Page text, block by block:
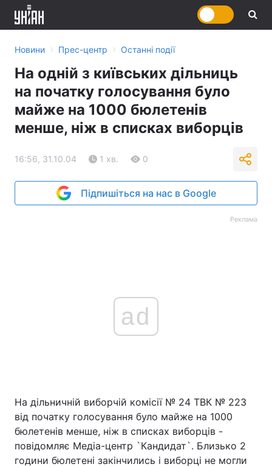
Новини › Прес-центр › Останні події
На одній з київських дільниць
на початку голосування було
майже на 1000 бюлетенів
менше, ніж в списках виборців
16:56, 31.10.04 1 хв. 0
Підпишіться на нас в Google
Реклама
ad
На дільничній виборчій комісії № 24 ТВК № 223
від початку голосування було майже на 1000
бюлетенів менше, ніж в списках виборців -
повідомляє Медіа-центр `Кандидат`. Близько 2
години бюлетені закінчились і виборці не могли